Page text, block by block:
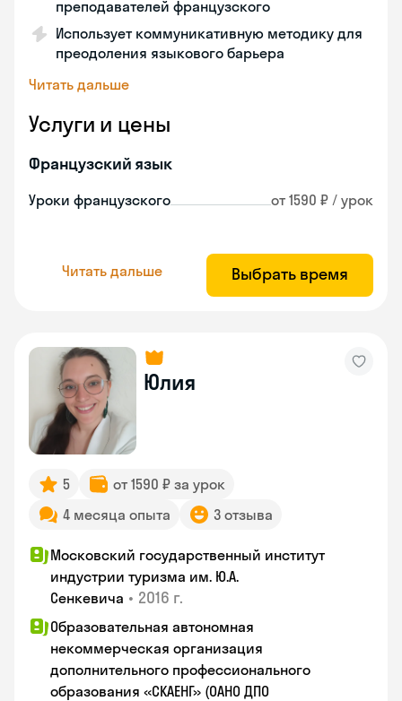
преподавателей французского
Использует коммуникативную методику для
преодоления языкового барьера
Читать дальше
Услуги и цены
Французский язык
Уроки французского от 1590 ₽ / урок
Читать дальше Выбрать время
Юлия
5
от 1590 ₽ за урок
4 месяца опыта
3 отзыва
Московский государственный институт
индустрии туризма им. Ю.А.
Сенкевича • 2016 г.
Образовательная автономная
некоммерческая организация
дополнительного профессионального
образования «СКАЕНГ» (ОАНО ДПО